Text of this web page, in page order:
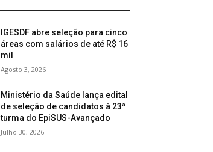
IGESDF abre seleção para cinco
áreas com salários de até R$ 16
mil
Agosto 3, 2026
Ministério da Saúde lança edital
de seleção de candidatos à 23ª
turma do EpiSUS-Avançado
Julho 30, 2026